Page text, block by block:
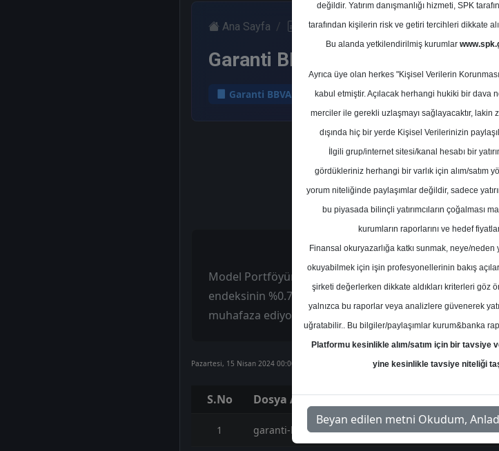
Ana Sayfa Raporlar Garanti BBVA Rapor
Garanti BBVA - Model Portföyü
Garanti BBVA 15 Nisan 2024
Model Portföyümüz son güncellememizi yaptığımız
endeksinin %0.7 altında bir performans gösterdi. Bu
muhafaza ediyoruz.
Pazartesi, 15 Nisan 2024 00:00
S.No Dosya Adı
1 garanti-bbva-model-portfoy-15-04-2024
değildir. Yatırım danışmanlığı hizmeti, SPK
tarafından kişilerin risk ve getiri tercihleri dikkate
Bu alanda yetkilendirilmiş kurumlar
Ayrıca üye olan herkes "Kişisel Verilerin
kabul etmiştir. Açılacak herhangi hukiki bir dava
merciler ile gerekli uzlaşmayı sağlayacaktır, lakin
dışında hiç bir yerde Kişisel Verilerinizin
İlgili grup/internet sitesi/kanal hesabı bir
gördükleriniz herhangi bir varlık için alım/satım
yorum niteliğinde paylaşımlar değildir, sadece
bu piyasada bilinçli yatırımcıların çoğalması
kurumların raporlarını ve hedef
Finansal okuryazarlığa katkı sunmak, neye/neden
okuyabilmek için işin profesyonellerinin bakış
şirketi değerlerken dikkate aldıkları kriterleri göz
yalnızca bu raporlar veya analizlere güvenerek
uğratabilir.. Bu bilgiler/paylaşımlar kurum&banka
Platformu kesinlikle alım/satım için bir tavsiye
yine kesinlikle tavsiye niteliği